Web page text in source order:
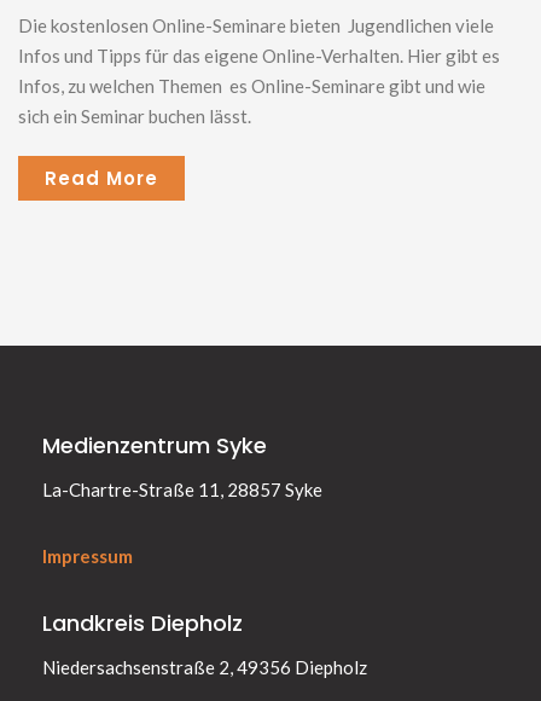
Die kostenlosen Online-Seminare bieten Jugendlichen viele
Infos und Tipps für das eigene Online-Verhalten. Hier gibt es
Infos, zu welchen Themen es Online-Seminare gibt und wie
sich ein Seminar buchen lässt.
Read More
Medienzentrum Syke
La-Chartre-Straße 11, 28857 Syke
Impressum
Landkreis Diepholz
Niedersachsenstraße 2, 49356 Diepholz